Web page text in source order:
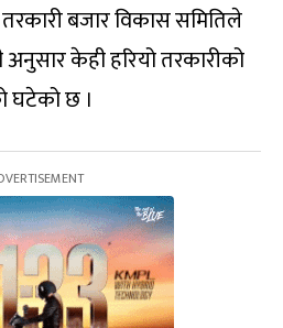
बजार विकास समितिले
केही हरियो तरकारीको
घटेको छ ।